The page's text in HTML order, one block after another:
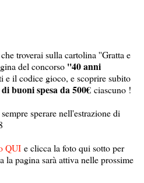
che troverai sulla cartolina ''Gratta e
del concorso ''40 anni
e il codice gioco, e scoprire subito
buoni spesa da 500€ ciascuno !
sperare nell'estrazione di
QUI e clicca la foto qui sotto per
la pagina sarà attiva nelle prossime